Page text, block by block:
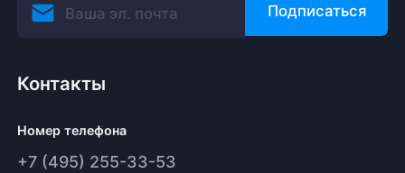
Подписаться
Контакты
Номер телефона
+7 (495) 255-33-53